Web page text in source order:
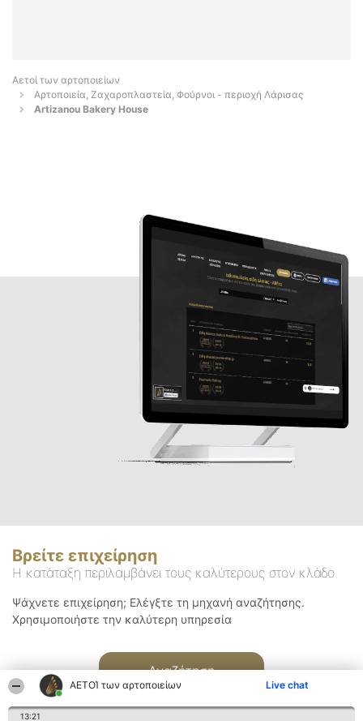
ΑΕΤΟΊ των αρτοποιείων Live chat
13:21
Αετοί των αρτοποιείων
Αρτοποιεία, Ζαχαροπλαστεία, Φούρνοι - περιοχή Λάρισας
Artizanou Bakery House
Βρείτε επιχείρηση
Η κατάταξη περιλαμβάνει τους καλύτερους στον κλάδο
Ψάχνετε επιχείρηση; Ελέγξτε τη μηχανή αναζήτησης.
Χρησιμοποιήστε την καλύτερη υπηρεσία
Αναζήτηση